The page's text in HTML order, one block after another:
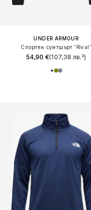
UNDER ARMOUR
Спортен суитшърт 'Rival'
54,90 €(107,38 лв.³)